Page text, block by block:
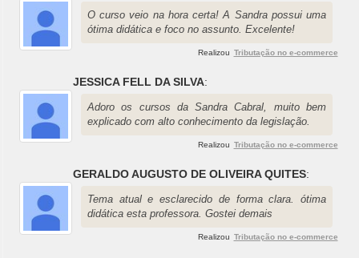
O curso veio na hora certa! A Sandra possui uma
ótima didática e foco no assunto. Excelente!
Realizou Tributação no e-commerce
JESSICA FELL DA SILVA:
Adoro os cursos da Sandra Cabral, muito bem
explicado com alto conhecimento da legislação.
Realizou Tributação no e-commerce
GERALDO AUGUSTO DE OLIVEIRA QUITES:
Tema atual e esclarecido de forma clara. ótima
didática esta professora. Gostei demais
Realizou Tributação no e-commerce